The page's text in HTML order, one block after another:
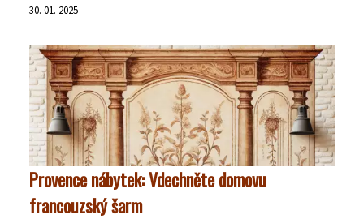
30. 01. 2025
Provence nábytek: Vdechněte domovu
francouzský šarm